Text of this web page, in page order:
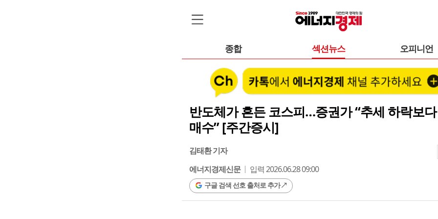
종합 섹션뉴스 오피니언
반도체가 흔든 코스피…증권가 “추세 하락보
매수” [주간증시]
김태환 기자
에너지경제신문
입력 2026.06.28 09:00
구글 검색 선호 출처로 추가